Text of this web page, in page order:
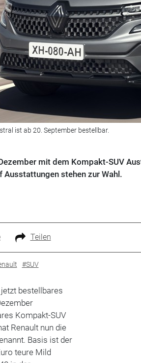
ist ab 20. September bestellbar.
mit dem Kompakt-SUV
Ausstattungen stehen zur Wahl.
Teilen
#SUV
bestellbares
Kompakt-SUV
Renault nun die
Basis ist der
teure Mild